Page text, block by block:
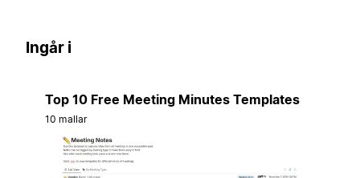
Ingår i
Top 10 Free Meeting Minutes Templates
10 mallar